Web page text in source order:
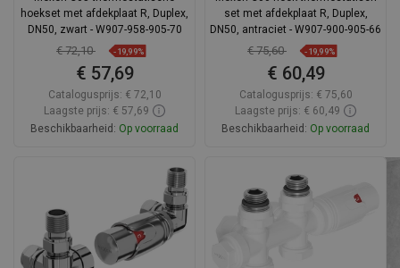
hoekset met afdekplaat R, Duplex,
DN50, zwart - W907-958-905-70
€ 72,10 -19,99%
€ 57,69
Catalogusprijs: € 72,10
Laagste prijs: € 57,69
Beschikbaarheid: Op voorraad
Favoriet
set met afdekplaat R, Duplex,
DN50, antraciet - W907-900-905-66
€ 75,60 -19,99%
€ 60,49
Catalogusprijs: € 75,60
Laagste prijs: € 60,49
Beschikbaarheid: Op voorraad
favorite_border Favoriet
Vergelijk